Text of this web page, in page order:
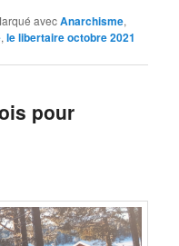
avecAnarchisme,
,le libertaire octobre 2021
pour